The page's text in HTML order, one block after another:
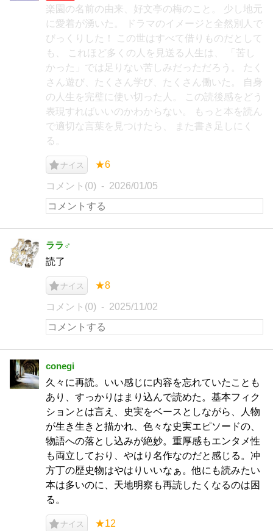
楽園の名前の由来、好文亭の梅のこと。 少し地元
に愛着が湧いた。 ドラマのイメージと全然別人で
びっくりした！ この世はすべて借りものだとして
も、 これほど多くの人を見送る人生は、 「苦し
かった」では足りない苦しみだっただろう。 たく
さん遊び、たくさん学び、たくさん働いた。 自身
の人生を完璧に使い切った人。 この読後感をどう
表現すればいいのかわからない。 もっと本を読ん
で適切な言葉を見つけたら、 また書き足しにく
る。
ナイス ★6
コメント(0) 2026/01/05
ララ♂
読了
ナイス ★8
コメント(0) 2025/11/02
conegi
久々に再読。いい感じに内容を忘れていたことも
あり、すっかりはまり込んで読めた。基本フィク
ションとは言え、史実をベースとしながら、人物
が生き生きと描かれ、色々な史実エピソードの、
物語への落とし込みが絶妙。重厚感もエンタメ性
も両立しており、やはり名作なのだと感じる。冲
方丁の歴史物はやはりいいなぁ。他にも読みたい
本は多いのに、天地明察も再読したくなるのは困
る。
ナイス ★12